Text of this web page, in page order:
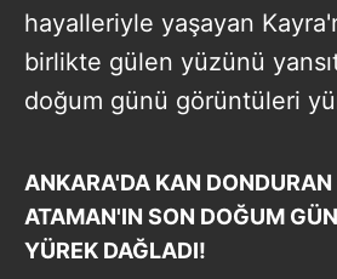
hayalleriyle yaşayan
birlikte gülen yüzünü
doğum günü görüntüleri
ANKARA'DA KAN
ATAMAN'IN SON DOĞUM
YÜREK DAĞLADI!